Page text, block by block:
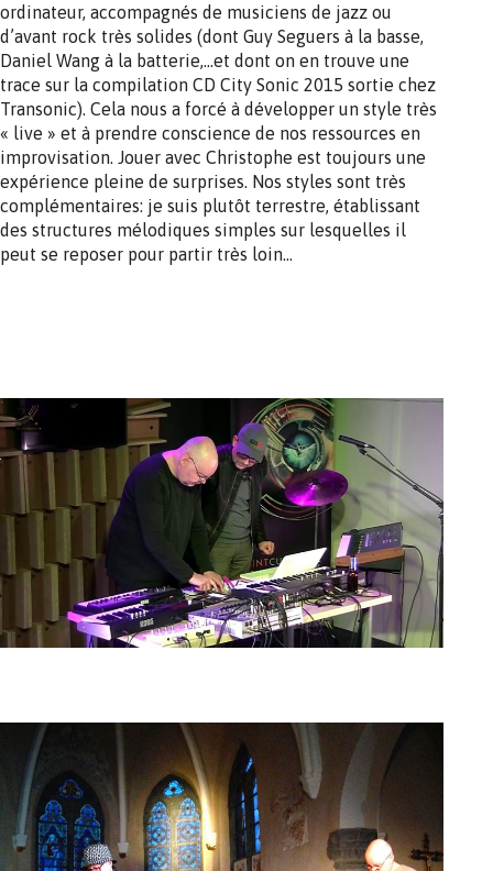
ordinateur, accompagnés de musiciens de jazz ou
d’avant rock très solides (dont Guy Seguers à la basse,
Daniel Wang à la batterie,…et dont on en trouve une
trace sur la compilation CD City Sonic 2015 sortie chez
Transonic). Cela nous a forcé à développer un style très
« live » et à prendre conscience de nos ressources en
improvisation. Jouer avec Christophe est toujours une
expérience pleine de surprises. Nos styles sont très
complémentaires: je suis plutôt terrestre, établissant
des structures mélodiques simples sur lesquelles il
peut se reposer pour partir très loin…